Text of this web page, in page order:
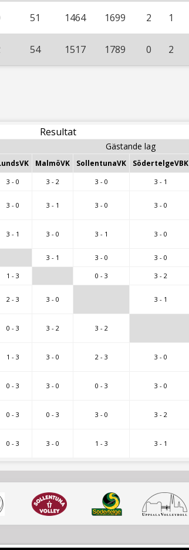
51 1464 1699 2 1
54 1517 1789 0 2
Resultat
Gästande lag
MalmöVK SollentunaVK SödertelgeVBK
3 - 0 3 - 2 3 - 0 3 - 1
3 - 0 3 - 1 3 - 0 3 - 0
3 - 1 3 - 0 3 - 1 3 - 0
3 - 1 3 - 0 3 - 0
1 - 3 0 - 3 3 - 2
2 - 3 3 - 0 3 - 1
0 - 3 3 - 2 3 - 2
1 - 3 3 - 0 2 - 3 3 - 0
0 - 3 3 - 0 0 - 3 3 - 0
0 - 3 0 - 3 3 - 0 3 - 2
0 - 3 3 - 0 1 - 3 3 - 1